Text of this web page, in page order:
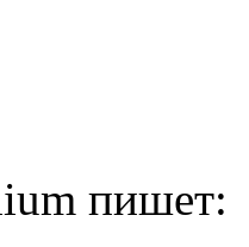
пишет: